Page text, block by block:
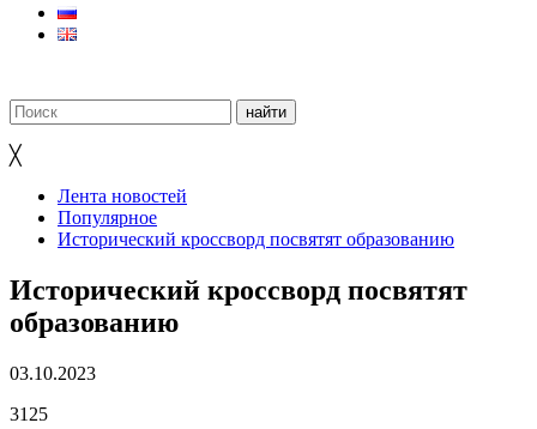
╳
Лента новостей
Популярное
Исторический кроссворд посвятят образованию
Исторический кроссворд посвятят
образованию
03.10.2023
3125